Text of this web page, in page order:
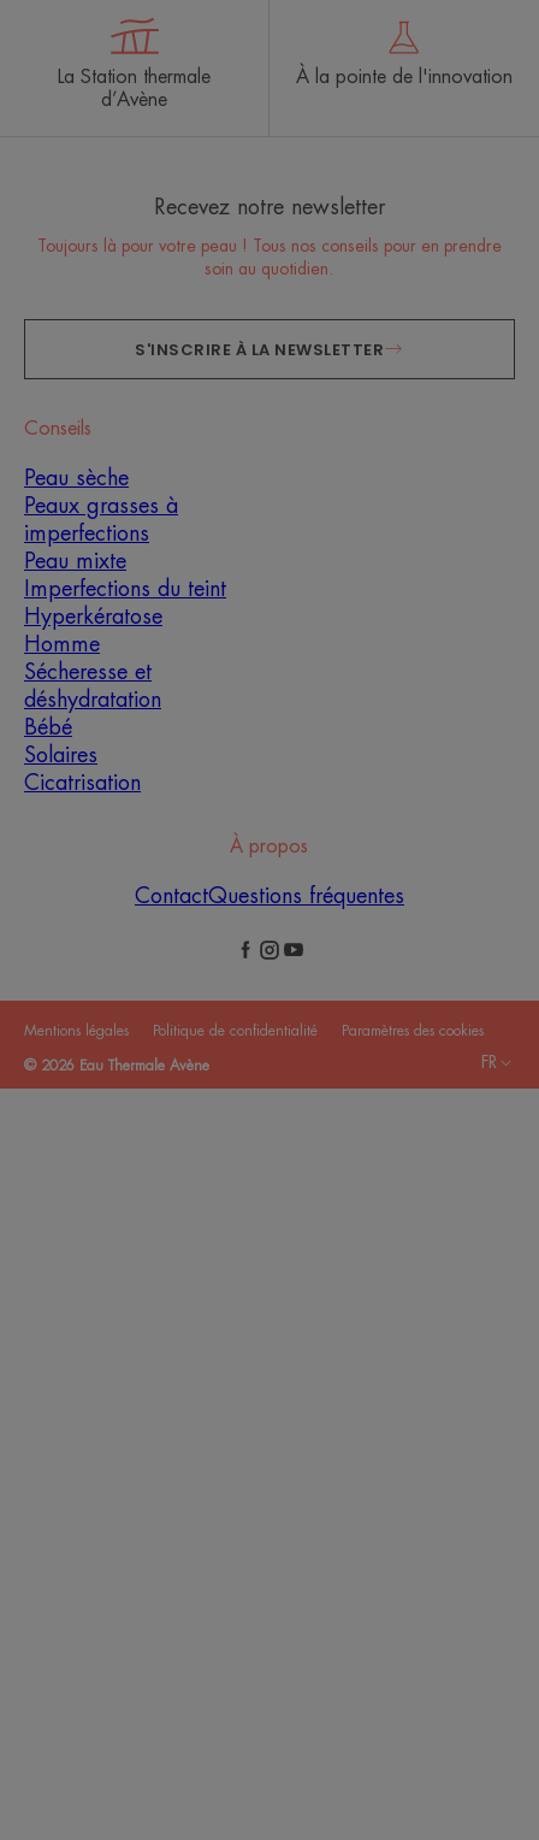
La Station thermale
d’Avène
À la pointe de l'innovation
Recevez notre newsletter
Toujours là pour votre peau ! Tous nos conseils pour en prendre
soin au quotidien.
S'INSCRIRE À LA NEWSLETTER
Conseils
Peau sèche
Peaux grasses à
imperfections
Peau mixte
Imperfections du teint
Hyperkératose
Homme
Sécheresse et
déshydratation
Bébé
Solaires
Cicatrisation
À propos
ContactQuestions fréquentes
Mentions légales Politique de confidentialité Paramètres des cookies
© 2026 Eau Thermale Avène FR